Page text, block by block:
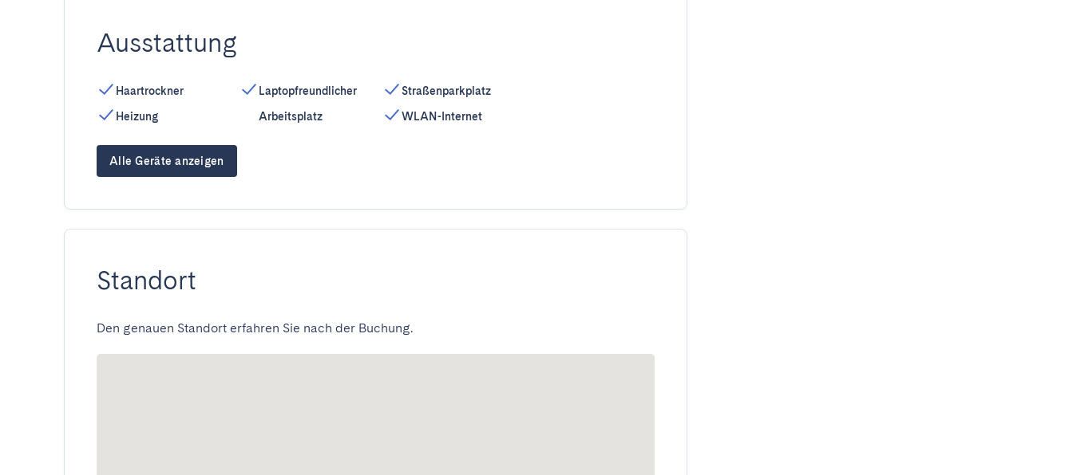
Ausstattung
Haartrockner
Heizung
Laptopfreundlicher
Arbeitsplatz
Straßenparkplatz
WLAN-Internet
Alle Geräte anzeigen
Standort
Den genauen Standort erfahren Sie nach der Buchung.